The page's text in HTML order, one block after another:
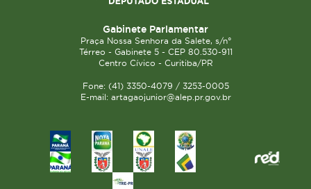
Gabinete Parlamentar
Praça Nossa Senhora da Salete, s/n°
Térreo - Gabinete 5 - CEP 80.530-911
Centro Cívico - Curitiba/PR
Fone: (41) 3350-4079 / 3253-0005
E-mail: artagaojunior@alep.pr.gov.br